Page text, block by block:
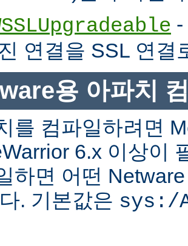
연결을 SSL 연결
용 아파치
를 컴파일하려면
6.x 이상이
하면 어떤
. 기본값은 sys:/